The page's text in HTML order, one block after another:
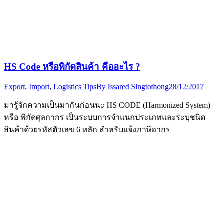
HS Code หรือพิกัดสินค้า คืออะไร ?
Export, Import, Logistics TipsBy Issared Singtothong28/12/2017
มารู้จักความเป็นมากันก่อนนะ HS CODE (Harmonized System)
หรือ พิกัดศุลกากร เป็นระบบการจำแนกประเภทและระบุชนิด
สินค้าด้วยรหัสตัวเลข 6 หลัก สำหรับแจ้งภาษีอากร